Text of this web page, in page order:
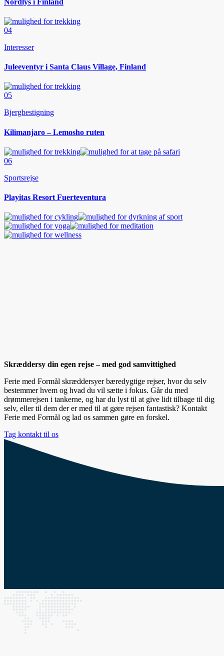
04
Interesser
Juleeventyr i Santa Claus Village, Finland
05
Bjergbestigning
Kilimanjaro – Lemosho ruten
06
Sportsrejse
Playitas Resort Fuerteventura
Skræddersy din egen rejse – med god samvittighed
Ferie med Formål skræddersyer bæredygtige rejser, hvor du selv
bestemmer hvem og hvad du vil sætte i fokus. Går du med
drømmerejsen i tankerne, og har du lyst til at give lidt tilbage til dig
selv, eller til dem der er med til at gøre rejsen fantastisk? Kontakt
Ferie med Formål og lad os sammen gøre en forskel.
Tag kontakt til os